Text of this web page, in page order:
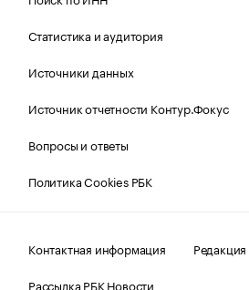
Статистика и аудитория
Источники данных
Источник отчетности Контур.Фокус
Вопросы и ответы
Политика Cookies РБК
Контактная информация
Редакция
Рассылка РБК Новости